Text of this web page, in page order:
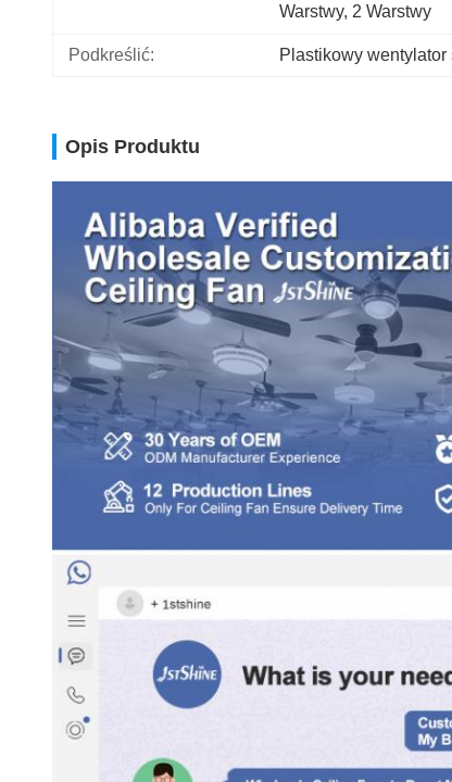
Warstwy, 2 Warstwy
Podkreślić: Plastikowy
Opis Produktu